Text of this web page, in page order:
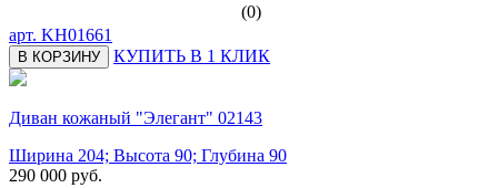
(0)
арт. KH01661
В КОРЗИНУ КУПИТЬ В 1 КЛИК
Диван кожаный "Элегант" 02143
Ширина 204; Высота 90; Глубина 90
290 000 руб.